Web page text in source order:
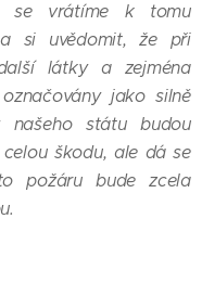
se vrátíme k tomu
si uvědomit, že při
látky a zejména
jako silně
našeho státu budou
škodu, ale dá se
požáru bude zcela